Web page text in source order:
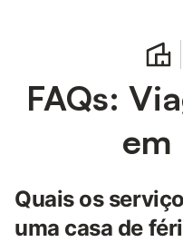
FAQs:
em
Quais os
uma casa de